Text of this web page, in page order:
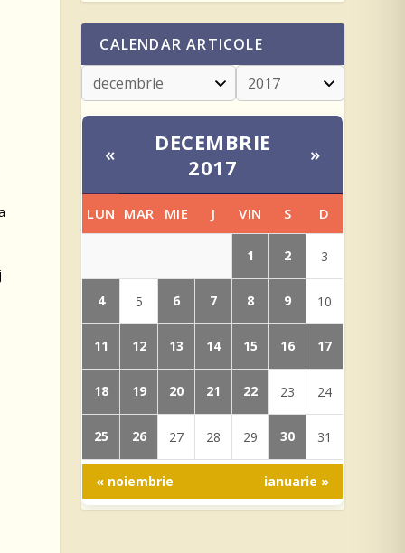
CALENDAR ARTICOLE
«
DECEMBRIE
2017
»
LUN MAR MIE J VIN S D
1 2 3
4 5 6 7 8 9 10
11 12 13 14 15 16 17
18 19 20 21 22 23 24
25 26 27 28 29 30 31
« noiembrie ianuarie »